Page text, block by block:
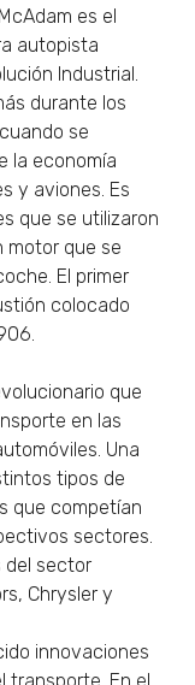
es el
autopista
Industrial.
durante los
se
la economía
y aviones. Es
que se utilizaron
motor que se
El primer
colocado
que
en las
Una
tipos de
que competían
sectores.
del sector
Chrysler y
innovaciones
transporte. En el